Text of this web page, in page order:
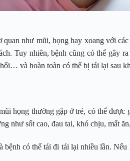
quan như mũi, họng hay xoang với
Tuy nhiên, bệnh cũng có thể gây
và hoàn toàn có thể bị tái lại sau
họng thường gặp ở trẻ, có thể
như sốt cao, đau tai, khó chịu, mất
bệnh có thể tái đi tái lại nhiều lần.